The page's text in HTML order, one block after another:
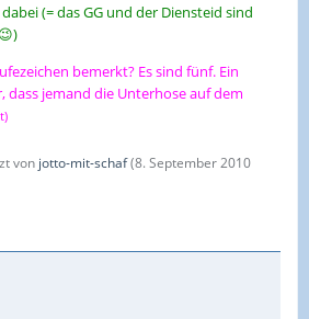
(= das GG und der Diensteid sind
bemerkt? Es sind fünf. Ein
dass jemand die Unterhose auf dem
von jotto-mit-schaf(8. September 2010